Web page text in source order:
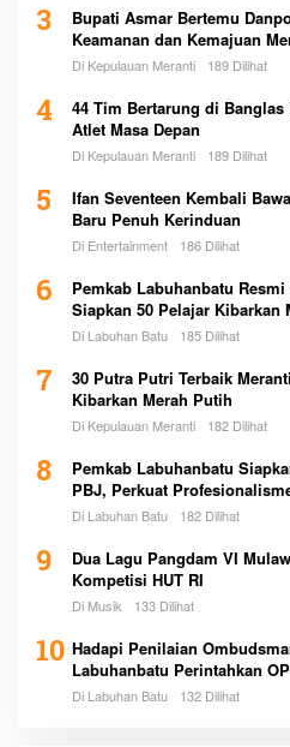
3
Bupati Asmar Bertemu
Keamanan dan Kemajuan
Di Kepulauan Meranti 189 Dilihat
4
44 Tim Bertarung di
Atlet Masa Depan
Di Kepulauan Meranti 189 Dilihat
5
Ifan Seventeen Kembali
Baru Penuh Kerinduan
Di Entertainment 186 Dilihat
6
Pemkab Labuhanbatu
Siapkan 50 Pelajar Kibarkan
Di Labuhan Batu 185 Dilihat
7
30 Putra Putri Terbaik
Kibarkan Merah Putih
Di Kepulauan Meranti 182 Dilihat
8
Pemkab Labuhanbatu
PBJ, Perkuat
Pemerintah
Di Labuhan Batu 182 Dilihat
9
Dua Lagu Pangdam VI
Kompetisi HUT RI
Di Musik 133 Dilihat
10 Hadapi Penilaian
Labuhanbatu Perintahkan
Di Labuhan Batu 132 Dilihat